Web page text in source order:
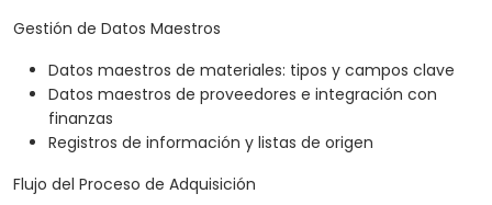
Gestión de Datos Maestros
Datos maestros de materiales: tipos y campos clave
Datos maestros de proveedores e integración con
finanzas
Registros de información y listas de origen
Flujo del Proceso de Adquisición